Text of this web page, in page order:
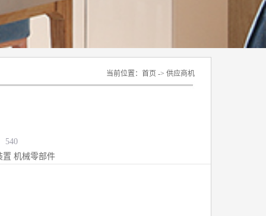
当前位置： 首页 -> 供应商机
540
置 机械零部件